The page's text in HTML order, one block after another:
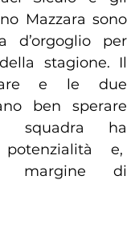
Mazzara sono
d’orgoglio per
stagione. Il
e le due
ben sperare
squadra ha
e,
margine di